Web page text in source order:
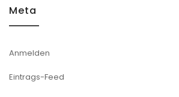
Meta
Anmelden
Eintrags-Feed